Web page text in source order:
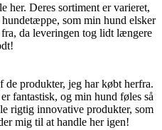
her. Deres sortiment er varieret,
som min hund elsker
da leveringen tog lidt længere
de produkter, jeg har købt herfra.
fantastisk, og min hund føles så
rigtig innovative produkter, som
mig til at handle her igen!